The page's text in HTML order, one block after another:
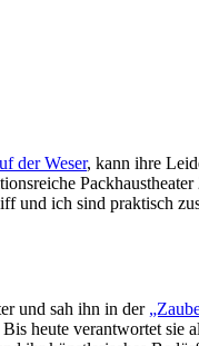
der Weser, kann ihre
und ich sind praktisch
und sah ihn in der
heute verantwortet sie